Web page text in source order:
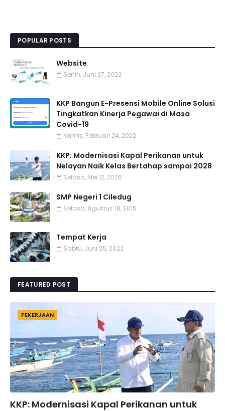
POPULAR POSTS
Website
Senin, Juni 27, 2022
KKP Bangun E-Presensi Mobile Online Solusi
Tingkatkan Kinerja Pegawai di Masa
Covid-19
Kamis, Februari 24, 2022
KKP: Modernisasi Kapal Perikanan untuk
Nelayan Naik Kelas Bertahap sampai 2028
Selasa, Mei 12, 2026
SMP Negeri 1 Ciledug
Selasa, Agustus 18, 2015
Tempat Kerja
Sabtu, Juni 25, 2022
FEATURED POST
PEKERJAAN
KKP: Modernisasi Kapal Perikanan untuk